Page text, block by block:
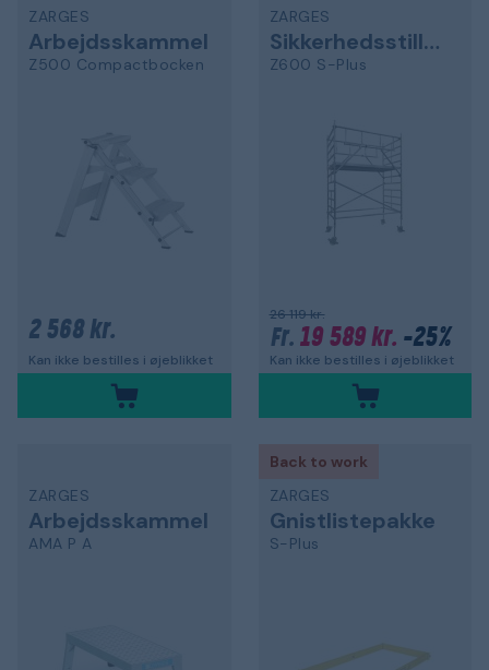
ZARGES
Arbejdsskammel
Z500 Compactbocken
2 568 kr.
Kan ikke bestilles i øjeblikket
ZARGES
Sikkerhedsstilladser
Z600 S-Plus
26 119 kr.
Fr. 19 589 kr. -25%
Kan ikke bestilles i øjeblikket
ZARGES
Arbejdsskammel
AMA P A
Back to work
ZARGES
Gnistlistepakke
S-Plus